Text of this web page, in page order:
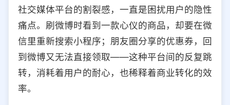
iOS Android PC 其他
选择允许访问的平台类型
社交媒体平台的割裂感，一直是困扰用户的隐性
痛点。刷微博时看到一款心仪的商品，却要在微
信里重新搜索小程序；朋友圈分享的优惠券，回
到微博又无法直接领取——这种平台间的反复跳
转，消耗着用户的耐心，也稀释着商业转化的效
率。